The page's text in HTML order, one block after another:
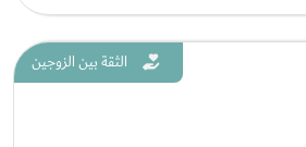
الثقة بين الزوجين